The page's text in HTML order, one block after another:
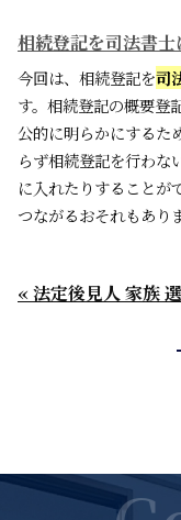
相続登記を司法書士
今回は、相続登記を司
す。相続登記の概要登
公的に明らかにするた
らず相続登記を行わな
に入れたりすることが
つながるおそれもあり
« 法定後見人 家族